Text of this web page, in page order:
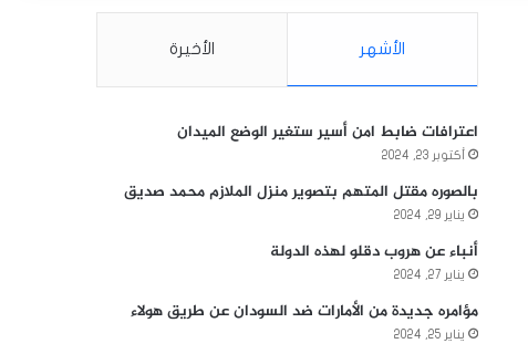
الأشهر الأخيرة
اعترافات ضابط امن أسير ستغير الوضع الميدان
أكتوبر 23, 2024
بالصوره مقتل المتهم بتصوير منزل الملازم محمد صديق
يناير 29, 2024
أنباء عن هروب دقلو لهذه الدولة
يناير 27, 2024
مؤامره جديدة من الأمارات ضد السودان عن طريق هولاء
يناير 25, 2024